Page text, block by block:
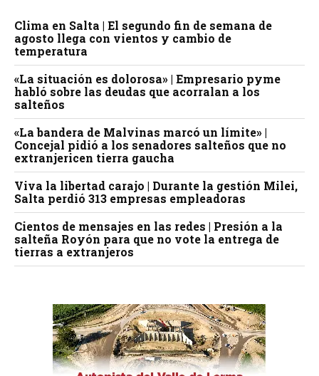
Clima en Salta | El segundo fin de semana de
agosto llega con vientos y cambio de
temperatura
«La situación es dolorosa» | Empresario pyme
habló sobre las deudas que acorralan a los
salteños
«La bandera de Malvinas marcó un límite» |
Concejal pidió a los senadores salteños que no
extranjericen tierra gaucha
Viva la libertad carajo | Durante la gestión Milei,
Salta perdió 313 empresas empleadoras
Cientos de mensajes en las redes | Presión a la
salteña Royón para que no vote la entrega de
tierras a extranjeros